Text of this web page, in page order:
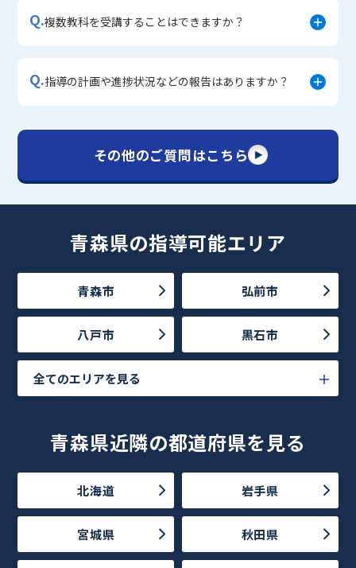
Q.複数教科を受講することはできますか？
Q.指導の計画や進捗状況などの報告はありますか？
その他のご質問はこちら
青森県の指導可能エリア
青森市 弘前市
八戸市 黒石市
全てのエリアを見る
青森県近隣の都道府県を見る
北海道 岩手県
宮城県 秋田県